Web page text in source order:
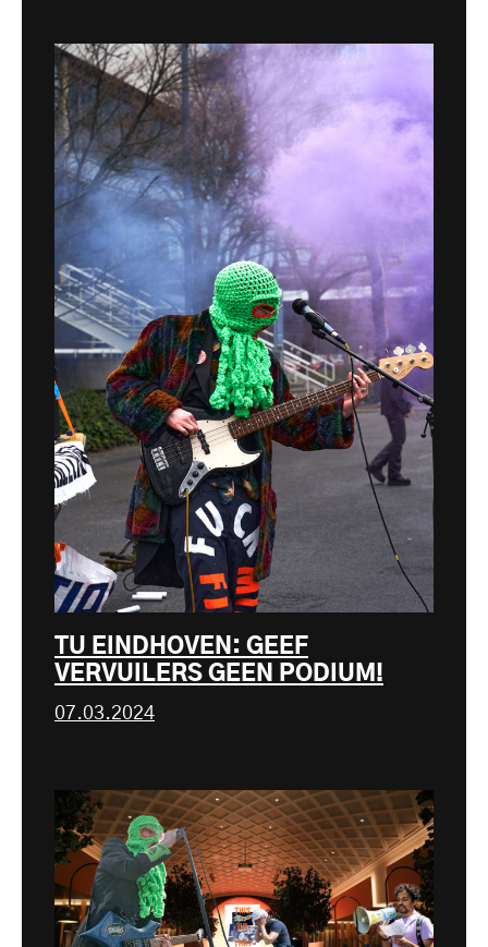
TU EINDHOVEN: GEEF
VERVUILERS GEEN PODIUM!
07.03.2024